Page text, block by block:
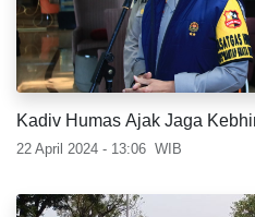
Kadiv Humas Ajak Jaga
22 April 2024 - 13:06 WIB